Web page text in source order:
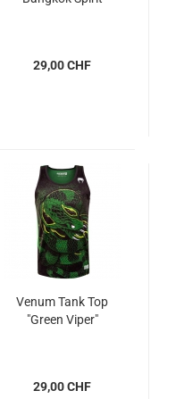
29,00 CHF
Venum Tank Top
"Green Viper"
29,00 CHF